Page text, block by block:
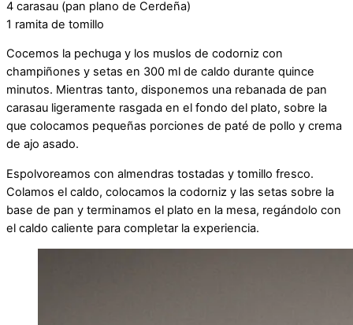
4 carasau (pan plano de Cerdeña)
1 ramita de tomillo
Cocemos la pechuga y los muslos de codorniz con
champiñones y setas en 300 ml de caldo durante quince
minutos. Mientras tanto, disponemos una rebanada de pan
carasau ligeramente rasgada en el fondo del plato, sobre la
que colocamos pequeñas porciones de paté de pollo y crema
de ajo asado.
Espolvoreamos con almendras tostadas y tomillo fresco.
Colamos el caldo, colocamos la codorniz y las setas sobre la
base de pan y terminamos el plato en la mesa, regándolo con
el caldo caliente para completar la experiencia.